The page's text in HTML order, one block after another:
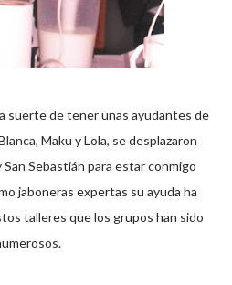
Maku y Lola, se desplazaron
Sebastián para estar conmigo
jaboneras expertas su ayuda ha
talleres que los grupos han sido